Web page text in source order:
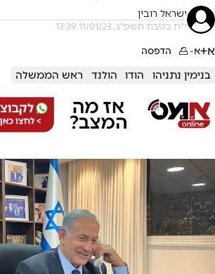
ישראל רובין
י"ח בטבת תשפ"ג, 11/01/23 13:39
א+א- הדפסה
בנימין נתניהו הודו הולנד ראש הממשלה